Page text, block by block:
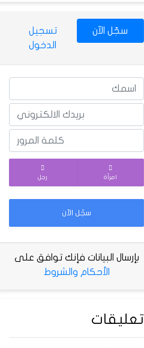
سجّل الآن
تسجيل
الدخول
امرأة رجل
سجّل الآن
بإرسال البيانات فإنك توافق على
الأحكام والشروط
تعليقات